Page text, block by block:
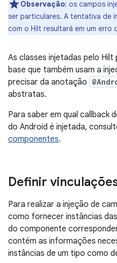
Observação: os campos
ser particulares. A tentativa de
com o Hilt resultará em um erro
As classes injetadas pelo
base que também usam a
precisar da anotação
abstratas.
Para saber em qual callback
do Android é injetada,
componentes.
Definir
Para realizar a injeção de
como fornecer instâncias
do componente
contém as informações
instâncias de um tipo como